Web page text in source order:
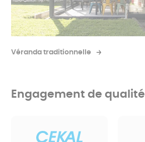
Véranda traditionnelle
Engagement de qualité